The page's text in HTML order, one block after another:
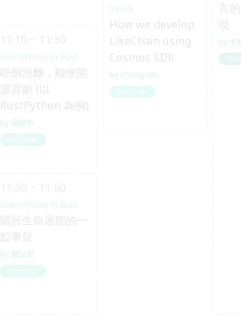
Track
How we develop
LikeChain using
Cosmos SDK
Chung Wu
Beginner
言
現
李
Everything in Rust
吃個泡麵，順便開
源貢獻 (以
RustPython 為例)
洪慈吟
Beginner
Everything in Rust
關於生命週期的一
點事兒
鄭弘昇
Beginner